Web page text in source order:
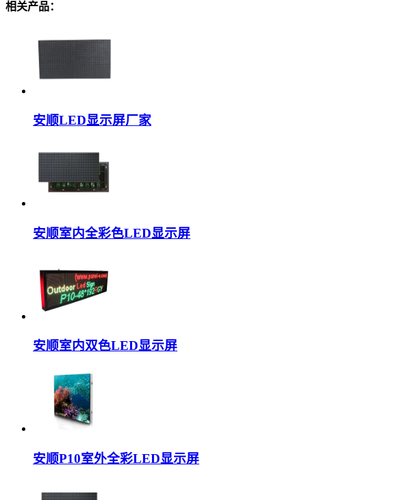
相关产品：
安顺LED显示屏厂家
安顺室内全彩色LED显示屏
安顺室内双色LED显示屏
安顺P10室外全彩LED显示屏